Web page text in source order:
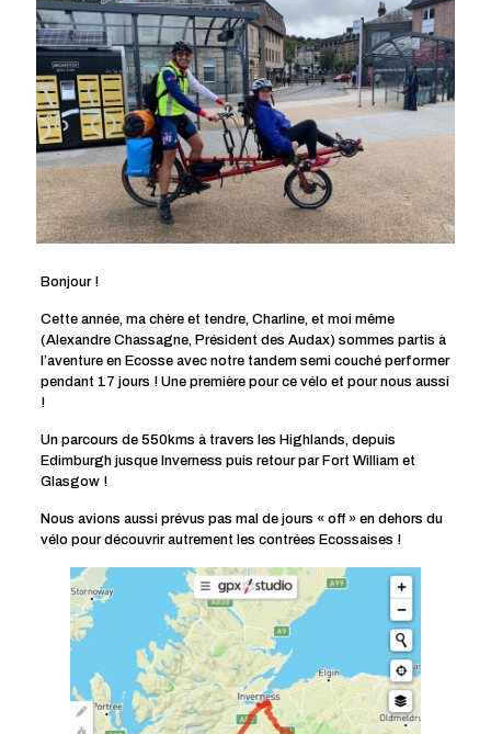
Bonjour !
Cette année, ma chère et tendre, Charline, et moi même
(Alexandre Chassagne, Président des Audax) sommes partis à
l’aventure en Ecosse avec notre tandem semi couché performer
pendant 17 jours ! Une première pour ce vélo et pour nous aussi
!
Un parcours de 550kms à travers les Highlands, depuis
Edimburgh jusque Inverness puis retour par Fort William et
Glasgow !
Nous avions aussi prévus pas mal de jours « off » en dehors du
vélo pour découvrir autrement les contrées Ecossaises !